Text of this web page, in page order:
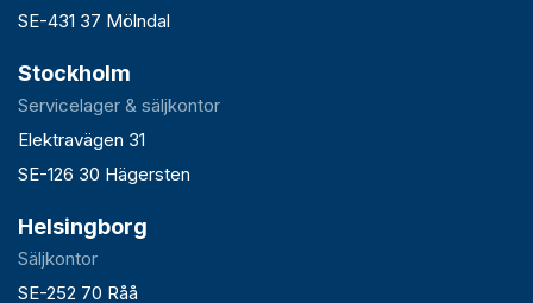
SE-431 37 Mölndal
Stockholm
Servicelager & säljkontor
Elektravägen 31
SE-126 30 Hägersten
Helsingborg
Säljkontor
SE-252 70 Råå